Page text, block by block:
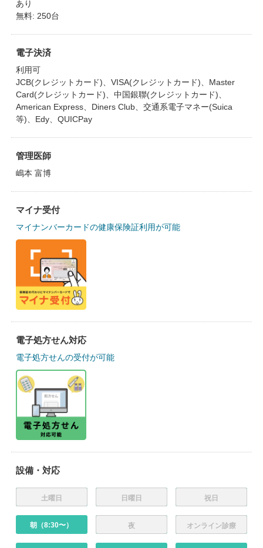
あり
無料: 250台
電子決済
利用可
JCB(クレジットカード)、VISA(クレジットカード)、Master
Card(クレジットカード)、中国銀聯(クレジットカード)、
American Express、Diners Club、交通系電子マネー(Suica
等)、Edy、QUICPay
管理医師
嶋本 富博
マイナ受付
マイナンバーカードの健康保険証利用が可能
電子処方せん対応
電子処方せんの受付が可能
設備・対応
土曜日 日曜日 祝日
朝（8:30〜） 夜 オンライン診療